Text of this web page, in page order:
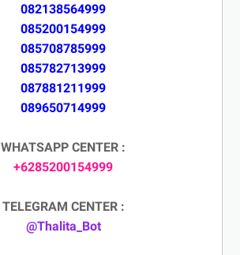
082138564999
085200154999
085708785999
085782713999
087881211999
089650714999
WHATSAPP CENTER :
+6285200154999
TELEGRAM CENTER :
@Thalita_Bot